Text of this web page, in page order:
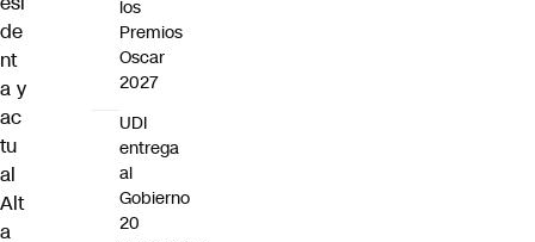
de
nt
a y
ac
tu
al
Alt
a
los
Premios
Oscar
2027
UDI
entrega
al
Gobierno
20